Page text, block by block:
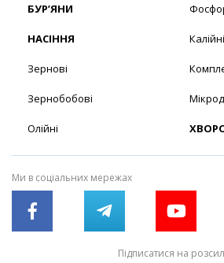
БУР’ЯНИ
НАСІННЯ
Зернові
Зернобобові
Олійні
Калійні
Ми в соціальних мережах
Підписатися на